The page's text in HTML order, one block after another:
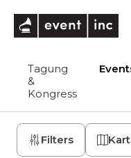
Tagung
&
Kongress
Filters